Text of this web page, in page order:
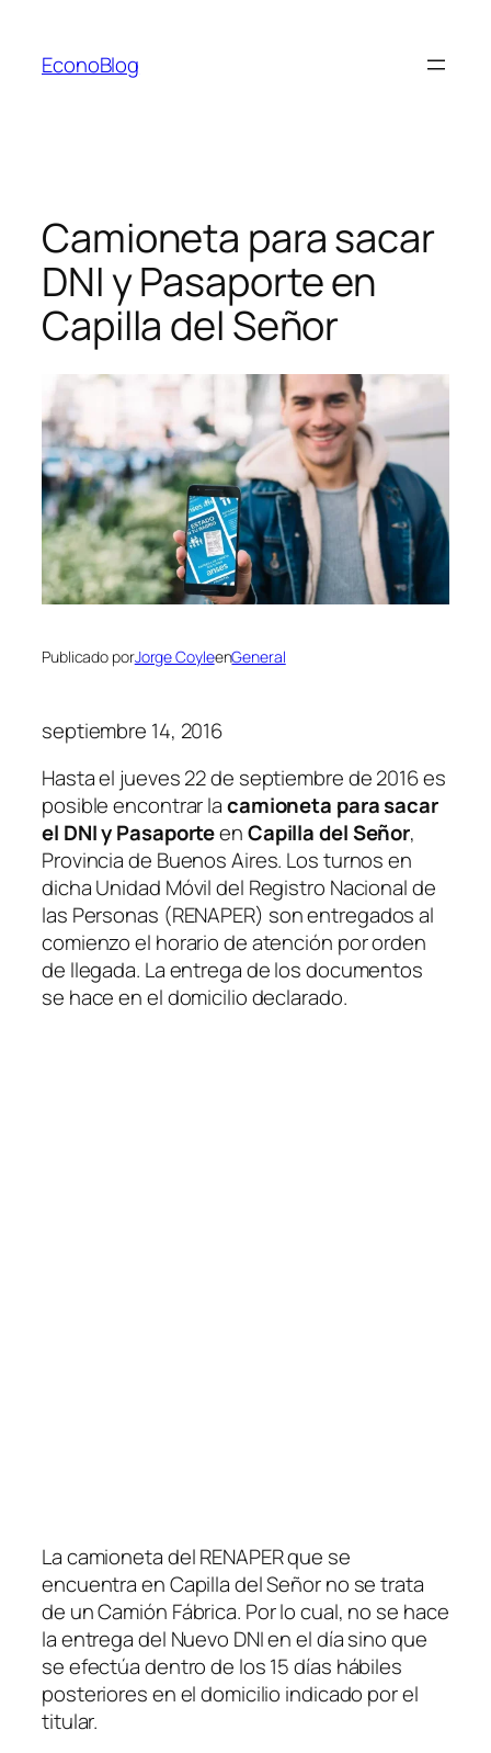
contenido
EconoBlog
Camioneta para sacar
DNI y Pasaporte en
Capilla del Señor
Publicado porJorge CoyleenGeneral
septiembre 14, 2016
Hasta el jueves 22 de septiembre de 2016 es
posible encontrar lacamioneta para sacar
el DNI y PasaporteenCapilla del Señor,
Provincia de Buenos Aires. Los turnos en
dicha Unidad Móvil del Registro Nacional de
las Personas (RENAPER) son entregados al
comienzo el horario de atención por orden
de llegada. La entrega de los documentos
se hace en el domicilio declarado.
La camioneta del RENAPER que se
encuentra en Capilla del Señor no se trata
de un Camión Fábrica. Por lo cual, no se hace
la entrega del Nuevo DNI en el día sino que
se efectúa dentro de los 15 días hábiles
posteriores en el domicilio indicado por el
titular.